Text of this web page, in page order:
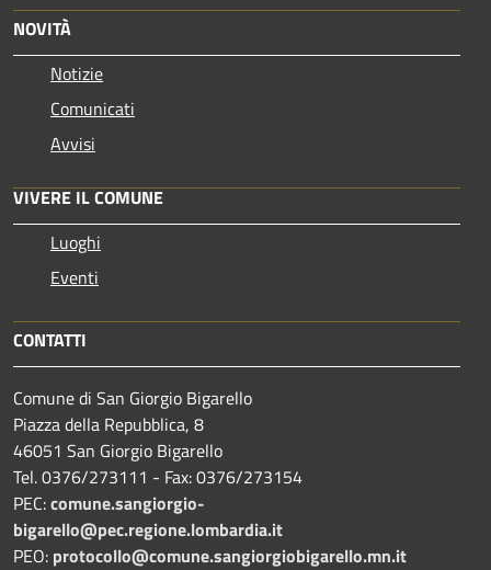
NOVITÀ
Notizie
Comunicati
Avvisi
VIVERE IL COMUNE
Luoghi
Eventi
CONTATTI
Comune di San Giorgio Bigarello
Piazza della Repubblica, 8
46051 San Giorgio Bigarello
Tel. 0376/273111 - Fax: 0376/273154
PEC:comune.sangiorgio-
bigarello@pec.regione.lombardia.it
PEO: protocollo@comune.sangiorgiobigarello.mn.it